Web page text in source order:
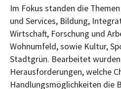
Im Fokus standen die
und Services, Bildung,
Wirtschaft, Forschung und
Wohnumfeld, sowie Kultur,
Stadtgrün. Bearbeitet
Herausforderungen, welche
Handlungsmöglichkeiten die